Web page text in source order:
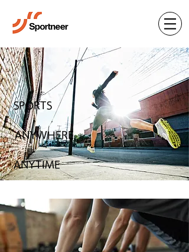
SPORTS
ANYWHERE
ANYTIME